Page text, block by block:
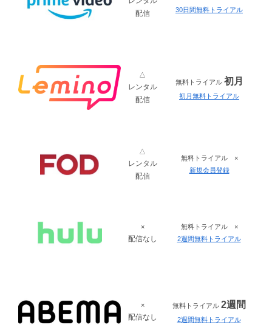
配信
30日間無料トライアル
△
レンタル
配信
無料トライアル 初月
初月無料トライアル
△
レンタル
配信
無料トライアル ×
新規会員登録
×
配信なし
無料トライアル ×
2週間無料トライアル
×
配信なし
無料トライアル 2週間
2週間無料トライアル